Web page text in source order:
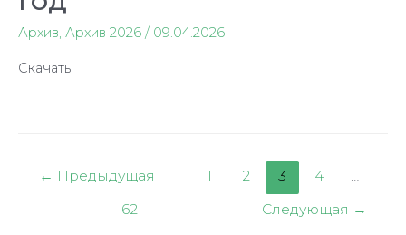
Архив, Архив 2026 / 09.04.2026
Скачать
Пагинация
← Предыдущая 1 2 3 4
…
62
Следующая →